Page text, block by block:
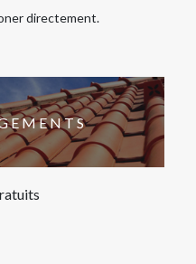
directement.